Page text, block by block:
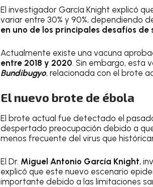
El investigador García Knight explicó
variar entre 30% y 90%, dependiendo
en uno de los principales desafíos
Actualmente existe una vacuna
entre 2018 y 2020. Sin embargo, esta
Bundibugyo, relacionada con el brote
El nuevo brote de ébola
El brote actual fue detectado el
despertado preocupación debido a
menos frecuente del virus que
El Dr. Miguel Antonio García Knight,
explicó que este nuevo escenario
importante debido a las limitaciones